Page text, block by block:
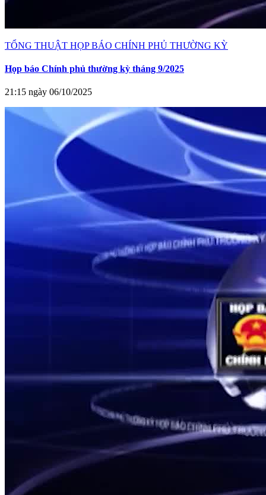
TỔNG THUẬT HỌP BÁO CHÍNH PHỦ THƯỜNG KỲ
Họp báo Chính phủ thường kỳ tháng 9/2025
21:15 ngày 06/10/2025